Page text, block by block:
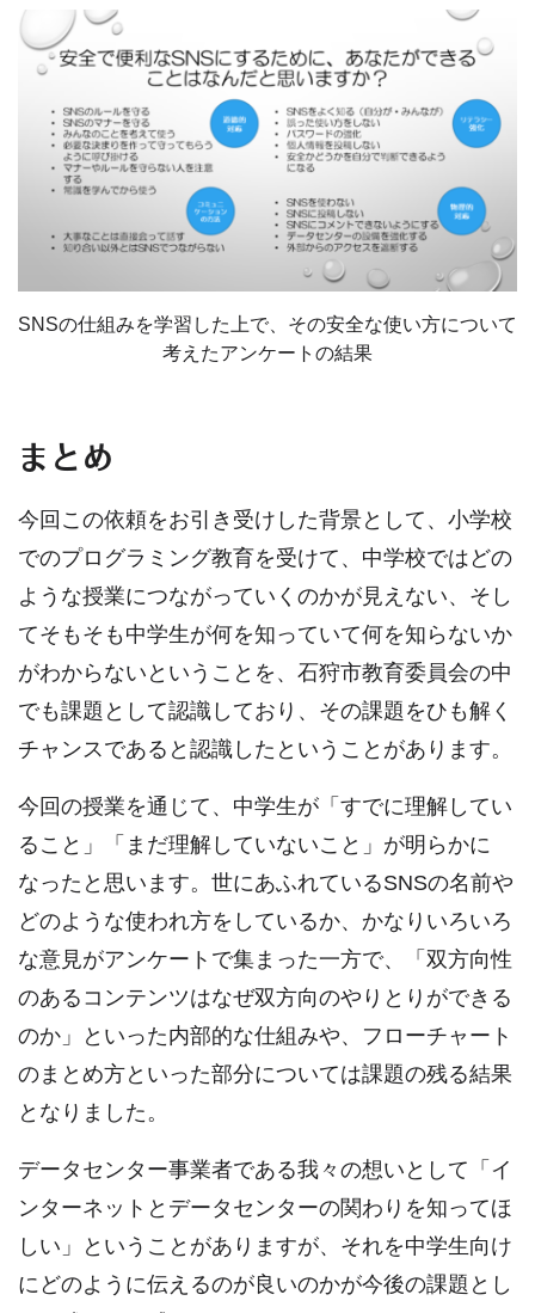
SNSの仕組みを学習した上で、その安全な使い方について
考えたアンケートの結果
まとめ
今回この依頼をお引き受けした背景として、小学校
でのプログラミング教育を受けて、中学校ではどの
ような授業につながっていくのかが見えない、そし
てそもそも中学生が何を知っていて何を知らないか
がわからないということを、石狩市教育委員会の中
でも課題として認識しており、その課題をひも解く
チャンスであると認識したということがあります。
今回の授業を通じて、中学生が「すでに理解してい
ること」「まだ理解していないこと」が明らかに
なったと思います。世にあふれているSNSの名前や
どのような使われ方をしているか、かなりいろいろ
な意見がアンケートで集まった一方で、「双方向性
のあるコンテンツはなぜ双方向のやりとりができる
のか」といった内部的な仕組みや、フローチャート
のまとめ方といった部分については課題の残る結果
となりました。
データセンター事業者である我々の想いとして「イ
ンターネットとデータセンターの関わりを知ってほ
しい」ということがありますが、それを中学生向け
にどのように伝えるのが良いのかが今後の課題とし